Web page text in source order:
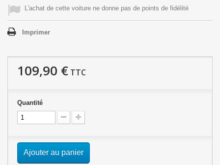
L'achat de cette voiture ne donne pas de points de fidélité
Imprimer
109,90 € TTC
Quantité
Ajouter au panier